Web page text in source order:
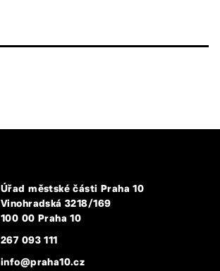
Úřad městské části Praha 10
Vinohradská 3218/169
100 00 Praha 10
267 093 111
info@praha10.cz